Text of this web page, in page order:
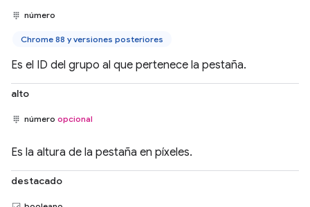
número
Chrome 88 y versiones posteriores
Es el ID del grupo al que pertenece la pestaña.
alto
número opcional
Es la altura de la pestaña en píxeles.
destacado